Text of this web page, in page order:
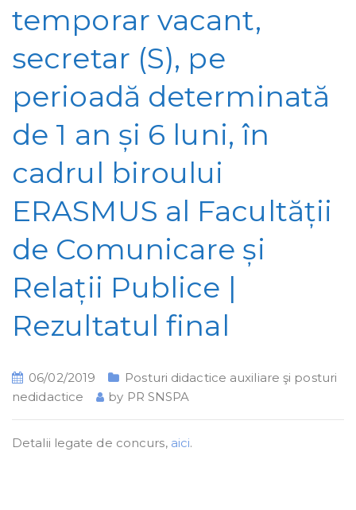
temporar vacant,
secretar (S), pe
perioadă determinată
de 1 an și 6 luni, în
cadrul biroului
ERASMUS al Facultății
de Comunicare și
Relații Publice |
Rezultatul final
06/02/2019
Posturi didactice auxiliare şi posturi
nedidactice
by PR SNSPA
Detalii legate de concurs, aici.